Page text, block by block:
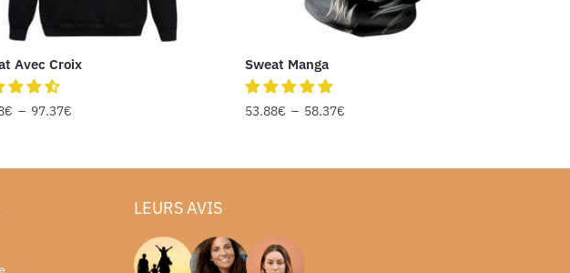
Avec Croix
€ – 97.37€
Sweat Manga
53.88€ – 58.37€
LEURS AVIS